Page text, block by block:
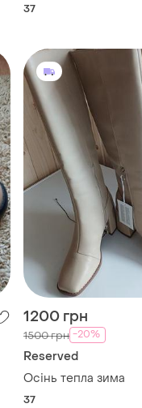
37
1200 грн
1500 грн -20%
Reserved
Осінь тепла зима
37